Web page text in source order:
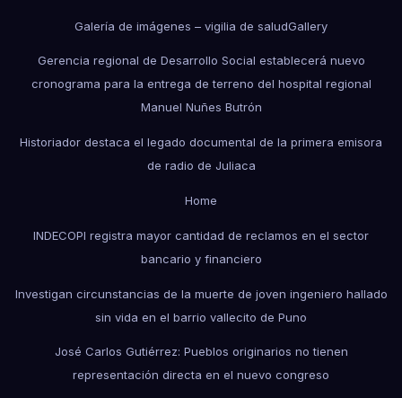
Galería de imágenes – vigilia de saludGallery
Gerencia regional de Desarrollo Social establecerá nuevo
cronograma para la entrega de terreno del hospital regional
Manuel Nuñes Butrón
Historiador destaca el legado documental de la primera emisora
de radio de Juliaca
Home
INDECOPI registra mayor cantidad de reclamos en el sector
bancario y financiero
Investigan circunstancias de la muerte de joven ingeniero hallado
sin vida en el barrio vallecito de Puno
José Carlos Gutiérrez: Pueblos originarios no tienen
representación directa en el nuevo congreso